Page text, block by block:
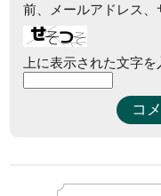
前、メールアドレス、
上に表示された文字を